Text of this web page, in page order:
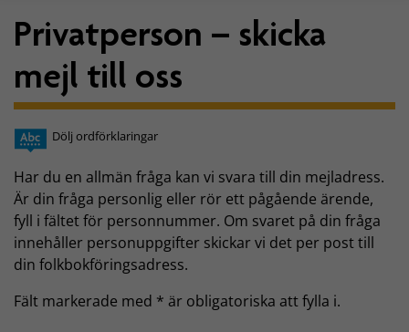
Privatperson – skicka
mejl till oss
Dölj ordförklaringar
Har du en allmän fråga kan vi svara till din mejladress.
Är din fråga personlig eller rör ett pågående ärende,
fyll i fältet för personnummer. Om svaret på din fråga
innehåller personuppgifter skickar vi det per post till
din folkbokföringsadress.
Fält markerade med * är obligatoriska att fylla i.